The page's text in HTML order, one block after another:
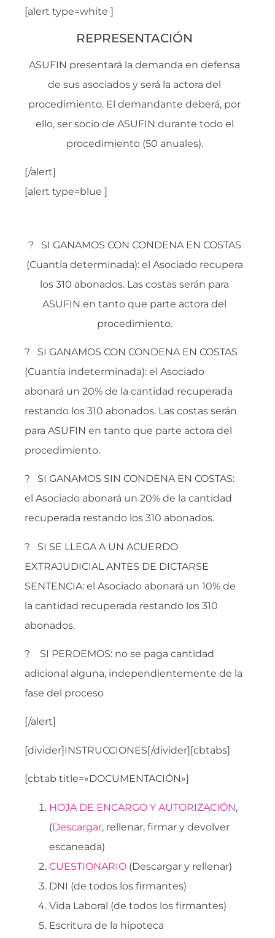
[alert type=white ]
REPRESENTACIÓN
ASUFIN presentará la demanda en defensa
de sus asociados y será la actora del
procedimiento. El demandante deberá, por
ello, ser socio de ASUFIN durante todo el
procedimiento (50 anuales).
[/alert]
[alert type=blue ]
? SI GANAMOS CON CONDENA EN COSTAS
(Cuantía determinada): el Asociado recupera
los 310 abonados. Las costas serán para
ASUFIN en tanto que parte actora del
procedimiento.
? SI GANAMOS CON CONDENA EN COSTAS
(Cuantía indeterminada): el Asociado
abonará un 20% de la cantidad recuperada
restando los 310 abonados. Las costas serán
para ASUFIN en tanto que parte actora del
procedimiento.
? SI GANAMOS SIN CONDENA EN COSTAS:
el Asociado abonará un 20% de la cantidad
recuperada restando los 310 abonados.
? SI SE LLEGA A UN ACUERDO
EXTRAJUDICIAL ANTES DE DICTARSE
SENTENCIA: el Asociado abonará un 10% de
la cantidad recuperada restando los 310
abonados.
? SI PERDEMOS: no se paga cantidad
adicional alguna, independientemente de la
fase del proceso
[/alert]
[divider]INSTRUCCIONES[/divider][cbtabs]
[cbtab title=»DOCUMENTACIÓN»]
HOJA DE ENCARGO Y AUTORIZACIÓN,
(Descargar, rellenar, firmar y devolver
escaneada)
CUESTIONARIO (Descargar y rellenar)
DNI (de todos los firmantes)
Vida Laboral (de todos los firmantes)
Escritura de la hipoteca